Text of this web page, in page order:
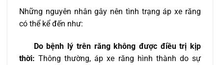
Những nguyên nhân gây nên tình trạng áp xe răng
có thể kể đến như:
Do bệnh lý trên răng không được điều trị kịp
thời: Thông thường, áp xe răng hình thành do sự